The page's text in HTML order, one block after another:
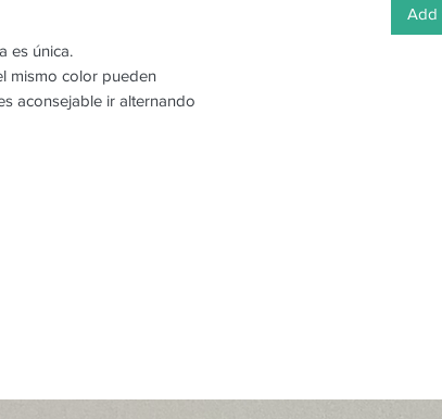
es única.
mismo color pueden
aconsejable ir alternando
Add